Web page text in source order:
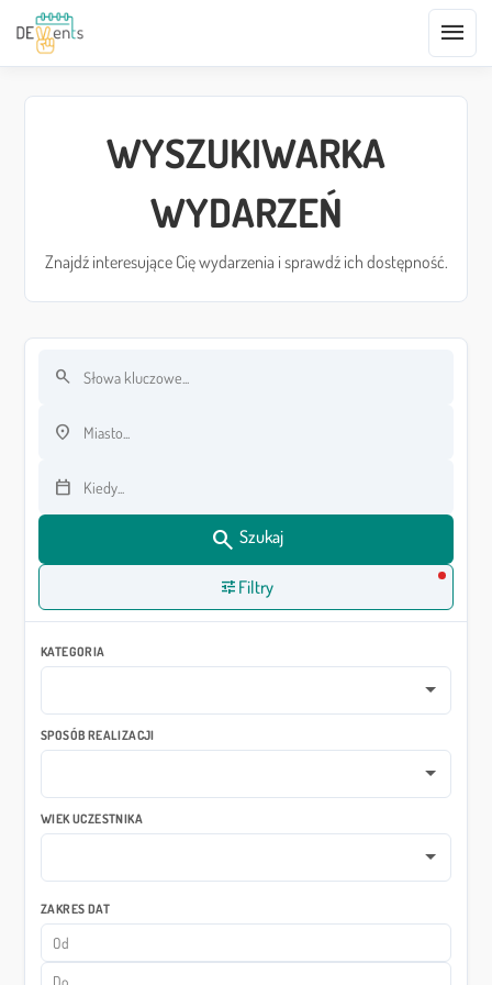
menu
WYSZUKIWARKA
WYDARZEŃ
Znajdź interesujące Cię wydarzenia i sprawdź ich dostępność.
Szukaj po słowach kluczowych
search
Szukaj po lokalizacji
location_on
Data od
calendar_today
search Szukaj
tune Filtry
KATEGORIA
SPOSÓB REALIZACJI
WIEK UCZESTNIKA
ZAKRES DAT